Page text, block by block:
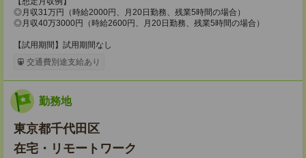
◎月収31万円（時給2000円、月20日勤務、残業5時間の場合）
◎月収40万3000円（時給2600円、月20日勤務、残業5時間の場合）
【試用期間】試用期間なし
交通費別途支給あり
勤務地
東京都千代田区
在宅・リモートワーク